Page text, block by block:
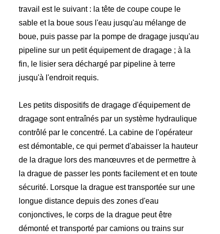
travail est le suivant : la tête de coupe coupe le
sable et la boue sous l'eau jusqu'au mélange de
boue, puis passe par la pompe de dragage jusqu'au
pipeline sur un petit équipement de dragage ; à la
fin, le lisier sera déchargé par pipeline à terre
jusqu'à l'endroit requis.
Les petits dispositifs de dragage d'équipement de
dragage sont entraînés par un système hydraulique
contrôlé par le concentré. La cabine de l'opérateur
est démontable, ce qui permet d'abaisser la hauteur
de la drague lors des manœuvres et de permettre à
la drague de passer les ponts facilement et en toute
sécurité. Lorsque la drague est transportée sur une
longue distance depuis des zones d'eau
conjonctives, le corps de la drague peut être
démonté et transporté par camions ou trains sur